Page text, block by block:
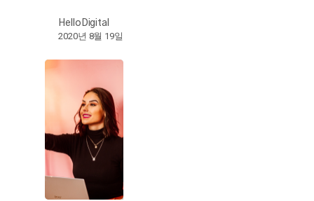
HelloDigital
2020년 8월 19일